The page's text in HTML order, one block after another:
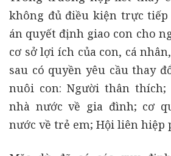
không đủ điều kiện trực
án quyết định giao con cho
cơ sở lợi ích của con, cá
sau có quyền yêu cầu thay
nuôi con: Người thân thích;
nhà nước về gia đình; cơ
nước về trẻ em; Hội liên hiệp